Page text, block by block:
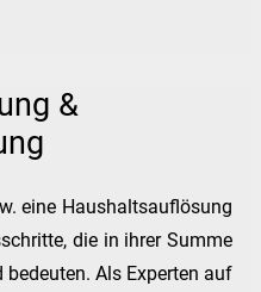
&
eine Haushaltsauflösung
die in ihrer Summe
Als Experten auf